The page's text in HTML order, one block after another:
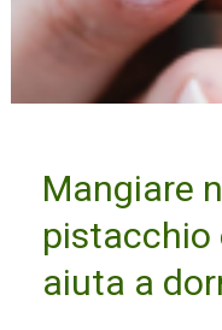
Mangiare
pistacchio
aiuta a